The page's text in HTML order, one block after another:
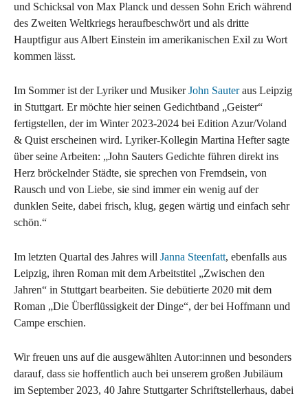
und Schicksal von Max Planck und dessen Sohn Erich während
des Zweiten Weltkriegs heraufbeschwört und als dritte
Hauptfigur aus Albert Einstein im amerikanischen Exil zu Wort
kommen lässt.
Im Sommer ist der Lyriker und MusikerJohn Sauteraus Leipzig
in Stuttgart. Er möchte hier seinen Gedichtband „Geister“
fertigstellen, der im Winter 2023-2024 bei Edition Azur/Voland
& Quist erscheinen wird. Lyriker-Kollegin Martina Hefter sagte
über seine Arbeiten: „John Sauters Gedichte führen direkt ins
Herz bröckelnder Städte, sie sprechen von Fremdsein, von
Rausch und von Liebe, sie sind immer ein wenig auf der
dunklen Seite, dabei frisch, klug, gegen wärtig und einfach sehr
schön.“
Im letzten Quartal des Jahres will Janna Steenfatt, ebenfalls aus
Leipzig, ihren Roman mit dem Arbeitstitel „Zwischen den
Jahren“ in Stuttgart bearbeiten. Sie debütierte 2020 mit dem
Roman „Die Überflüssigkeit der Dinge“, der bei Hoffmann und
Campe erschien.
Wir freuen uns auf die ausgewählten Autor:innen und besonders
darauf, dass sie hoffentlich auch bei unserem großen Jubiläum
im September 2023, 40 Jahre Stuttgarter Schriftstellerhaus, dabei